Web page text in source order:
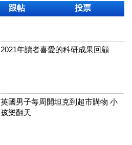
跟帖 投票
2021年讀者喜愛的科研成果回顧
英國男子每周開坦克到超市購物 小
孩樂翻天